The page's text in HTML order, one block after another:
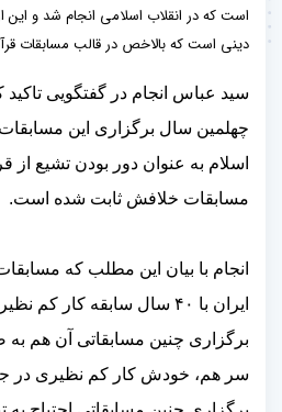
است که در انقلاب اسلامی انجام شد و این
دینی است که بالاخص در قالب مسابقات
سید عباس انجام در گفتگویی
چهلمین سال برگزاری این
اسلام به عنوان دور بودن تشیع
مسابقات خلافش ثابت شده است.
انجام با بیان این مطلب که
ایران با ۴۰ سال سابقه کار کم
برگزاری چنین مسابقاتی آن هم
سر هم، خودش کار کم نظیری در